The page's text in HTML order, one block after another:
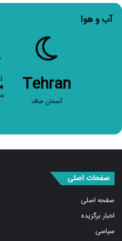
آب و هوا
Tehran
آسمان صاف
صفحه اصلی
اخبار برگزیده
سیاسی
بین الملل